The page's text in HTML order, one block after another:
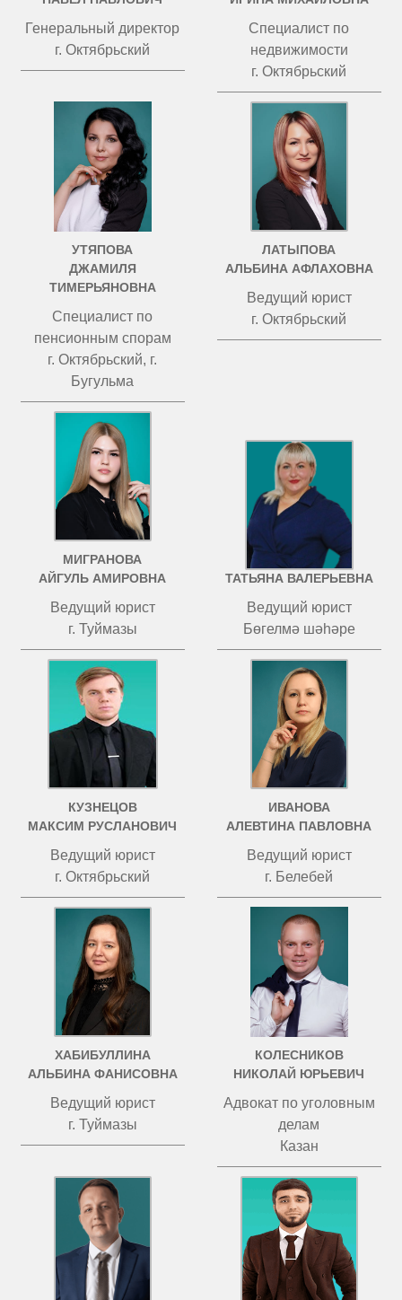
Генеральный директор
г. Октябрьский
Специалист по
недвижимости
г. Октябрьский
УТЯПОВА
ДЖАМИЛЯ
ТИМЕРЬЯНОВНА
Специалист по
пенсионным спорам
г. Октябрьский, г.
Бугульма
ЛАТЫПОВА
АЛЬБИНА АФЛАХОВНА
Ведущий юрист
г. Октябрьский
МИГРАНОВА
АЙГУЛЬ АМИРОВНА
Ведущий юрист
г. Туймазы
ЧИСТОВА
ТАТЬЯНА ВАЛЕРЬЕВНА
Ведущий юрист
Бөгелмә шәһәре
КУЗНЕЦОВ
МАКСИМ РУСЛАНОВИЧ
Ведущий юрист
г. Октябрьский
ИВАНОВА
АЛЕВТИНА ПАВЛОВНА
Ведущий юрист
г. Белебей
ХАБИБУЛЛИНА
АЛЬБИНА ФАНИСОВНА
Ведущий юрист
г. Туймазы
КОЛЕСНИКОВ
НИКОЛАЙ ЮРЬЕВИЧ
Адвокат по уголовным
делам
Казан